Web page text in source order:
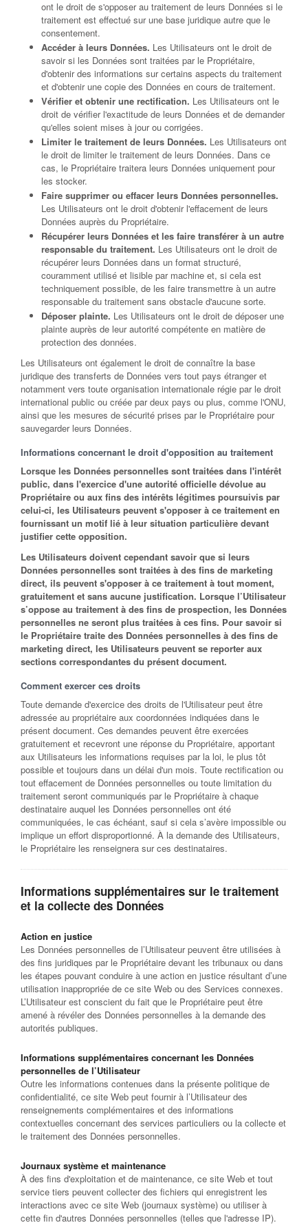
ont le droit de s'opposer au traitement de leurs Données si le
traitement est effectué sur une base juridique autre que le
consentement.
Accéder à leurs Données. Les Utilisateurs ont le droit de
savoir si les Données sont traitées par le Propriétaire,
d'obtenir des informations sur certains aspects du traitement
et d'obtenir une copie des Données en cours de traitement.
Vérifier et obtenir une rectification. Les Utilisateurs ont le
droit de vérifier l'exactitude de leurs Données et de demander
qu'elles soient mises à jour ou corrigées.
Limiter le traitement de leurs Données. Les Utilisateurs ont
le droit de limiter le traitement de leurs Données. Dans ce
cas, le Propriétaire traitera leurs Données uniquement pour
les stocker.
Faire supprimer ou effacer leurs Données personnelles.
Les Utilisateurs ont le droit d'obtenir l'effacement de leurs
Données auprès du Propriétaire.
Récupérer leurs Données et les faire transférer à un autre
responsable du traitement. Les Utilisateurs ont le droit de
récupérer leurs Données dans un format structuré,
couramment utilisé et lisible par machine et, si cela est
techniquement possible, de les faire transmettre à un autre
responsable du traitement sans obstacle d'aucune sorte.
Déposer plainte. Les Utilisateurs ont le droit de déposer une
plainte auprès de leur autorité compétente en matière de
protection des données.
Les Utilisateurs ont également le droit de connaître la base
juridique des transferts de Données vers tout pays étranger et
notamment vers toute organisation internationale régie par le droit
international public ou créée par deux pays ou plus, comme l'ONU,
ainsi que les mesures de sécurité prises par le Propriétaire pour
sauvegarder leurs Données.
Informations concernant le droit d'opposition au traitement
Lorsque les Données personnelles sont traitées dans l'intérêt
public, dans l'exercice d'une autorité officielle dévolue au
Propriétaire ou aux fins des intérêts légitimes poursuivis par
celui-ci, les Utilisateurs peuvent s'opposer à ce traitement en
fournissant un motif lié à leur situation particulière devant
justifier cette opposition.
Les Utilisateurs doivent cependant savoir que si leurs
Données personnelles sont traitées à des fins de marketing
direct, ils peuvent s'opposer à ce traitement à tout moment,
gratuitement et sans aucune justification. Lorsque l’Utilisateur
s’oppose au traitement à des fins de prospection, les Données
personnelles ne seront plus traitées à ces fins. Pour savoir si
le Propriétaire traite des Données personnelles à des fins de
marketing direct, les Utilisateurs peuvent se reporter aux
sections correspondantes du présent document.
Comment exercer ces droits
Toute demande d'exercice des droits de l'Utilisateur peut être
adressée au propriétaire aux coordonnées indiquées dans le
présent document. Ces demandes peuvent être exercées
gratuitement et recevront une réponse du Propriétaire, apportant
aux Utilisateurs les informations requises par la loi, le plus tôt
possible et toujours dans un délai d'un mois. Toute rectification ou
tout effacement de Données personnelles ou toute limitation du
traitement seront communiqués par le Propriétaire à chaque
destinataire auquel les Données personnelles ont été
communiquées, le cas échéant, sauf si cela s’avère impossible ou
implique un effort disproportionné. À la demande des Utilisateurs,
le Propriétaire les renseignera sur ces destinataires.
Informations supplémentaires sur le traitement
et la collecte des Données
Action en justice
Les Données personnelles de l’Utilisateur peuvent être utilisées à
des fins juridiques par le Propriétaire devant les tribunaux ou dans
les étapes pouvant conduire à une action en justice résultant d’une
utilisation inappropriée de ce site Web ou des Services connexes.
L’Utilisateur est conscient du fait que le Propriétaire peut être
amené à révéler des Données personnelles à la demande des
autorités publiques.
Informations supplémentaires concernant les Données
personnelles de l’Utilisateur
Outre les informations contenues dans la présente politique de
confidentialité, ce site Web peut fournir à l’Utilisateur des
renseignements complémentaires et des informations
contextuelles concernant des services particuliers ou la collecte et
le traitement des Données personnelles.
Journaux système et maintenance
À des fins d'exploitation et de maintenance, ce site Web et tout
service tiers peuvent collecter des fichiers qui enregistrent les
interactions avec ce site Web (journaux système) ou utiliser à
cette fin d'autres Données personnelles (telles que l'adresse IP).